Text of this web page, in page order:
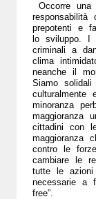
Occorre
prepotenti e
lo sviluppo. I
criminali a
clima
neanche il
Siamo
minoranza
maggioranza
cittadini con
maggioranza
contro le
cambiare le
tutte le azioni
necessarie a
free”.